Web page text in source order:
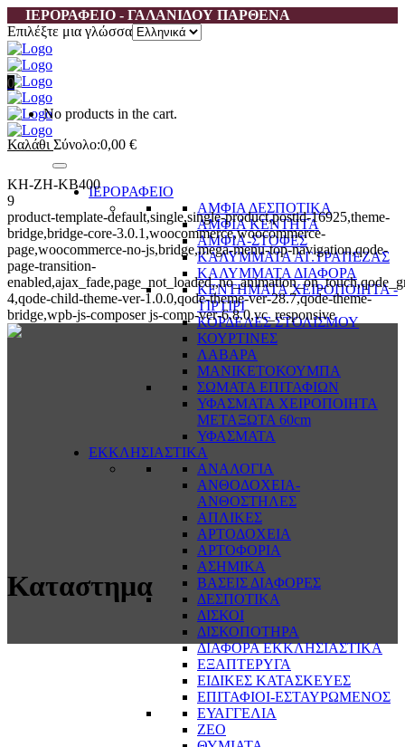
ΙΕΡΟΡΑΦΕΙΟ - ΓΑΛΑΝΙΔΟΥ ΠΑΡΘΕΝΑ
Επιλέξτε μια γλώσσα
0
No products in the cart.
Καλάθι Σύνολο:0,00 €
ΙΕΡΟΡΑΦΕΙΟ
ΑΜΦΙΑ ΔΕΣΠΟΤΙΚΑ
ΑΜΦΙΑ ΚΕΝΤΗΤΑ
ΑΜΦΙΑ-ΣΤΟΦΕΣ
ΚΑΛΥΜΜΑΤΑ ΑΓ.ΤΡΑΠΕΖΑΣ
ΚΑΛΥΜΜΑΤΑ ΔΙΑΦΟΡΑ
ΚΕΝΤΗΜΑΤΑ ΧΕΙΡΟΠΟΙΗΤΑ -
ΤΙΡΤΙΡΙ
ΚΟΡΔΕΛΕΣ ΣΤΟΛΙΣΜΟΥ
ΚΟΥΡΤΙΝΕΣ
ΛΑΒΑΡΑ
ΜΑΝΙΚΕΤΟΚΟΥΜΠΑ
ΣΩΜΑΤΑ ΕΠΙΤΑΦΙΩΝ
ΥΦΑΣΜΑΤΑ ΧΕΙΡΟΠΟΙΗΤΑ
ΜΕΤΑΞΩΤΑ 60cm
ΥΦΑΣΜΑΤΑ
ΕΚΚΛΗΣΙΑΣΤΙΚΑ
ΑΝΑΛΟΓΙΑ
ΑΝΘΟΔΟΧΕΙΑ-
ΑΝΘΟΣΤΗΛΕΣ
ΑΠΛΙΚΕΣ
ΑΡΤΟΔΟΧΕΙΑ
ΑΡΤΟΦΟΡΙΑ
ΑΣΗΜΙΚΑ
ΒΑΣΕΙΣ ΔΙΑΦΟΡΕΣ
ΔΕΣΠΟΤΙΚΑ
ΔΙΣΚΟΙ
ΔΙΣΚΟΠΟΤΗΡΑ
ΔΙΑΦΟΡΑ ΕΚΚΛΗΣΙΑΣΤΙΚΑ
ΕΞΑΠΤΕΡΥΓΑ
ΕΙΔΙΚΕΣ ΚΑΤΑΣΚΕΥΕΣ
ΕΠΙΤΑΦΙΟΙ-ΕΣΤΑΥΡΩΜΕΝΟΣ
ΕΥΑΓΓΕΛΙΑ
ΖΕΟ
KH-ZH-KB400
9
product-template-default,single,single-product,postid-16925,theme-
bridge,bridge-core-3.0.1,woocommerce,woocommerce-
page,woocommerce-no-js,bridge,mega-menu-top-navigation,qode-
page-transition-
4,qode-child-theme-ver-1.0.0,qode-theme-ver-28.7,qode-theme-
bridge,wpb-js-composer js-comp-ver-6.8.0,vc_responsive
Καταστημα